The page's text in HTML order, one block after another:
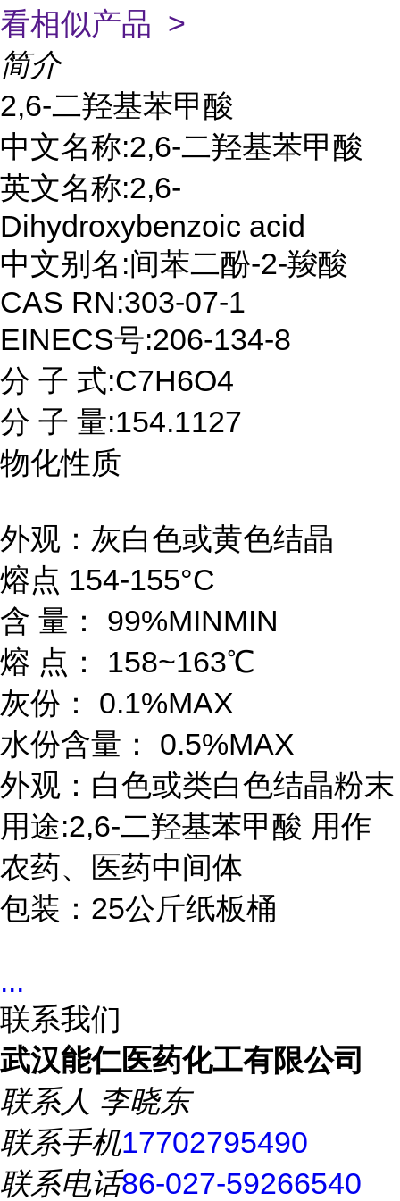
看相似产品 >
简介
2,6-二羟基苯甲酸
中文名称:2,6-二羟基苯甲酸
英文名称:2,6-
Dihydroxybenzoic acid
中文别名:间苯二酚-2-羧酸
CAS RN:303-07-1
EINECS号:206-134-8
分 子 式:C7H6O4
分 子 量:154.1127
物化性质
外观：灰白色或黄色结晶
熔点 154-155°C
含 量： 99%MINMIN
熔 点： 158~163℃
灰份： 0.1%MAX
水份含量： 0.5%MAX
外观：白色或类白色结晶粉末
用途:2,6-二羟基苯甲酸 用作
农药、医药中间体
包装：25公斤纸板桶
...
联系我们
武汉能仁医药化工有限公司
联系人 李晓东
联系手机17702795490
联系电话86-027-59266540